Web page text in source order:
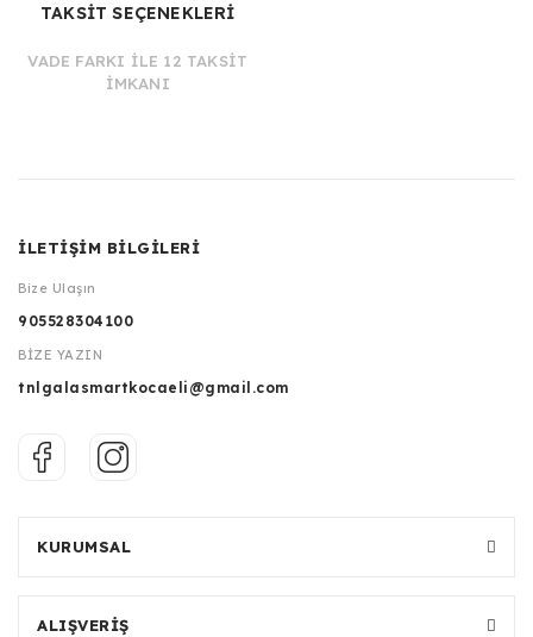
TAKSİT SEÇENEKLERİ
VADE FARKI İLE 12 TAKSİT
İMKANI
İLETİŞİM BİLGİLERİ
Bize Ulaşın
905528304100
BİZE YAZIN
tnlgalasmartkocaeli@gmail.com
KURUMSAL
ALIŞVERİŞ